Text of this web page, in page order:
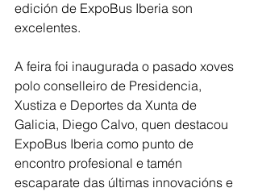
edición de ExpoBus Iberia son
excelentes.
A feira foi inaugurada o pasado xoves
polo conselleiro de Presidencia,
Xustiza e Deportes da Xunta de
Galicia, Diego Calvo, quen destacou
ExpoBus Iberia como punto de
encontro profesional e tamén
escaparate das últimas innovacións e